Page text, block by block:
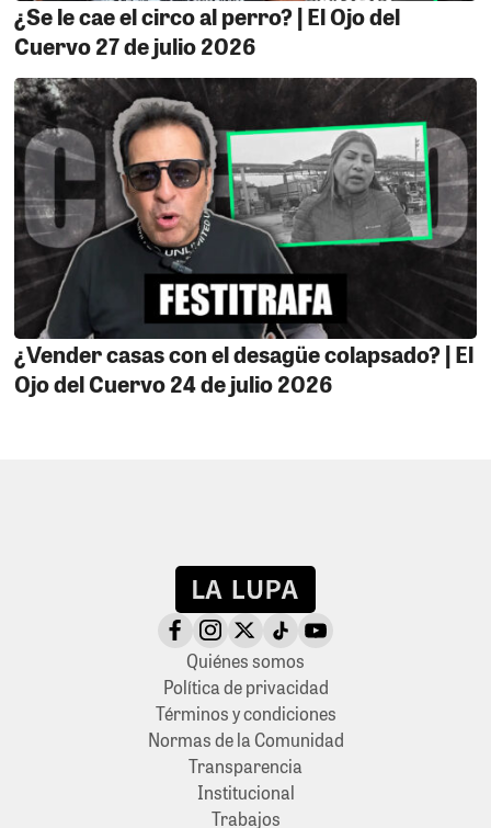
¿Se le cae el circo al perro? | El Ojo del
Cuervo 27 de julio 2026
¿Vender casas con el desagüe colapsado? | El
Ojo del Cuervo 24 de julio 2026
Quiénes somos
Política de privacidad
Términos y condiciones
Normas de la Comunidad
Transparencia
Institucional
Trabajos